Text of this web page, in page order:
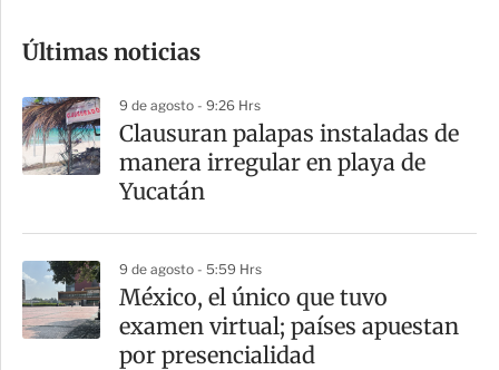
m
a
r
t
Últimas noticias
9 de agosto - 9:26 Hrs
Clausuran palapas instaladas de
manera irregular en playa de
Yucatán
9 de agosto - 5:59 Hrs
México, el único que tuvo
examen virtual; países apuestan
por presencialidad